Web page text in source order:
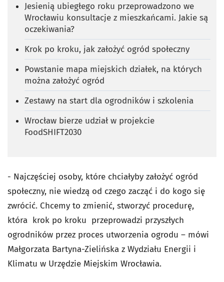
Jesienią ubiegłego roku przeprowadzono we
Wrocławiu konsultacje z mieszkańcami. Jakie są
oczekiwania?
Krok po kroku, jak założyć ogród społeczny
Powstanie mapa miejskich działek, na których
można założyć ogród
Zestawy na start dla ogrodników i szkolenia
Wrocław bierze udział w projekcie
FoodSHIFT2030
- Najczęściej osoby, które chciałyby założyć ogród
społeczny, nie wiedzą od czego zacząć i do kogo się
zwrócić. Chcemy to zmienić, stworzyć procedurę,
która krok po kroku przeprowadzi przyszłych
ogrodników przez proces utworzenia ogrodu – mówi
Małgorzata Bartyna-Zielińska z Wydziału Energii i
Klimatu w Urzędzie Miejskim Wrocławia.